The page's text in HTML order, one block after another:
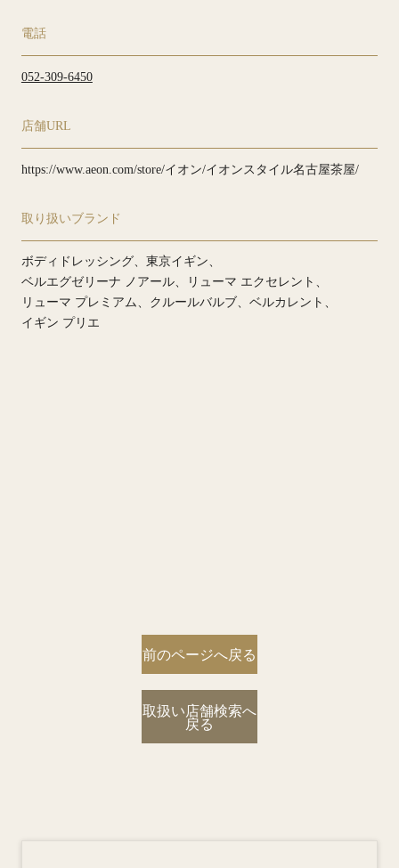
電話
052-309-6450
店舗URL
https://www.aeon.com/store/イオン/イオンスタイル名古屋茶屋/
取り扱いブランド
ボディドレッシング
東京イギン
ベルエグゼリーナ ノアール
リューマ エクセレント
リューマ プレミアム
クルールバルブ
ベルカレント
イギン プリエ
前のページへ戻る
取扱い店舗検索へ
戻る